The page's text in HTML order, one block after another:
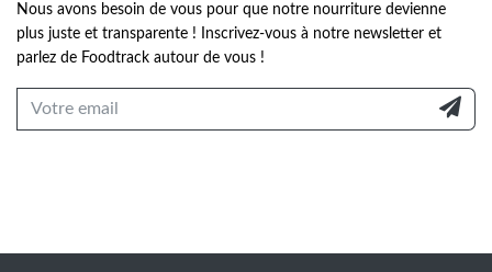
Nous avons besoin de vous pour que notre nourriture devienne
plus juste et transparente ! Inscrivez-vous à notre newsletter et
parlez de Foodtrack autour de vous !